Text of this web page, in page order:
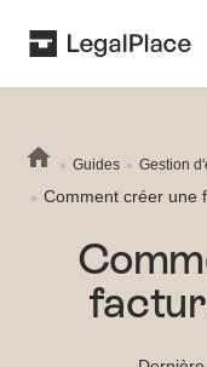
Guides Gestion
Comment créer une